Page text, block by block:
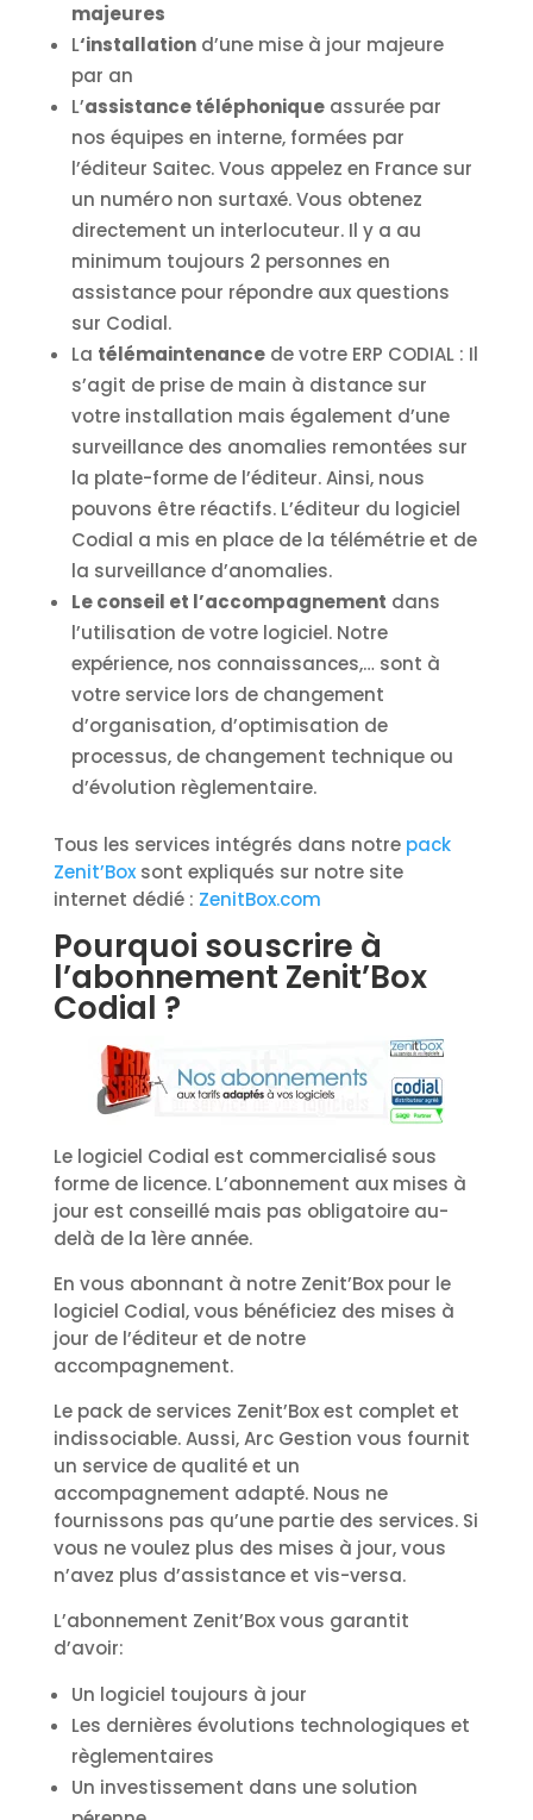
majeures
L‘installationd’une mise à jour majeure
par an
L’assistance téléphoniqueassurée par
nos équipes en interne, formées par
l’éditeur Saitec. Vous appelez en France sur
un numéro non surtaxé. Vous obtenez
directement un interlocuteur. Il y a au
minimum toujours 2 personnes en
assistance pour répondre aux questions
sur Codial.
La télémaintenancede votre ERP CODIAL : Il
s’agit de prise de main à distance sur
votre installation mais également d’une
surveillance des anomalies remontées sur
la plate-forme de l’éditeur. Ainsi, nous
pouvons être réactifs. L’éditeur du logiciel
Codial a mis en place de la télémétrie et de
la surveillance d’anomalies.
Le conseil et l’accompagnement dans
l’utilisation de votre logiciel. Notre
expérience, nos connaissances,… sont à
votre service lors de changement
d’organisation, d’optimisation de
processus, de changement technique ou
d’évolution règlementaire.
Tous les services intégrés dans notre pack
Zenit’Boxsont expliqués sur notre site
internet dédié : ZenitBox.com
Pourquoi souscrire à
l’abonnement Zenit’Box
Codial ?
Le logiciel Codial est commercialisé sous
forme de licence. L’abonnement aux mises à
jour est conseillé mais pas obligatoire au-
delà de la 1ère année.
En vous abonnant à notre Zenit’Box pour le
logiciel Codial, vous bénéficiez des mises à
jour de l’éditeur et de notre
accompagnement.
Le pack de services Zenit’Box est complet et
indissociable. Aussi, Arc Gestion vous fournit
un service de qualité et un
accompagnement adapté. Nous ne
fournissons pas qu’une partie des services. Si
vous ne voulez plus des mises à jour, vous
n’avez plus d’assistance et vis-versa.
L’abonnement Zenit’Box vous garantit
d’avoir:
Un logiciel toujours à jour
Les dernières évolutions technologiques et
règlementaires
Un investissement dans une solution